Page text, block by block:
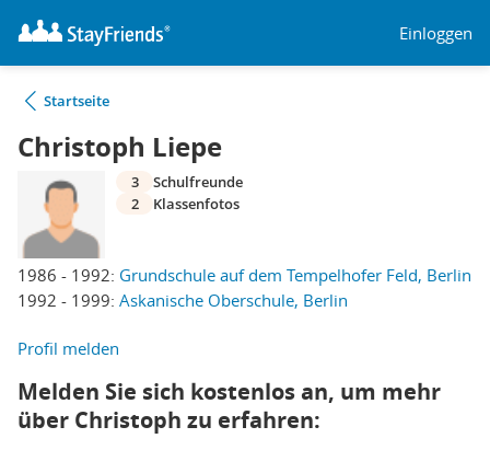
Einloggen
Startseite
Christoph Liepe
1986 - 1992: Grundschule auf dem Tempelhofer Feld, Berlin
1992 - 1999: Askanische Oberschule, Berlin
3
Schulfreunde
2
Klassenfotos
Profil melden
Melden Sie sich kostenlos an, um mehr
über Christoph zu erfahren: